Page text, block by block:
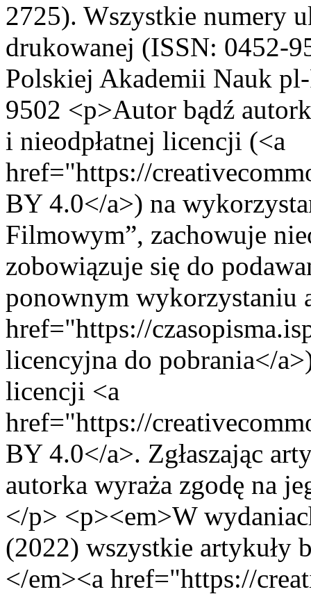
2725). Wszystkie numery
drukowanej (ISSN: 0452-
Polskiej Akademii Nauk
9502 <p>Autor bądź
i nieodpłatnej licencji (<a
href="https://
BY 4.0</a>) na
Filmowym”, zachowuje
zobowiązuje się do
ponownym wykorzystaniu
href="https://
licencyjna do pobrania</
licencji <a
href="https://
BY 4.0</a>. Zgłaszając
autorka wyraża zgodę na
</p> <p><em>W
(2022) wszystkie artykuły
</em><a href="https://